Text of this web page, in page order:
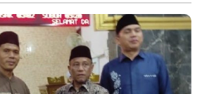
Masjid
Al